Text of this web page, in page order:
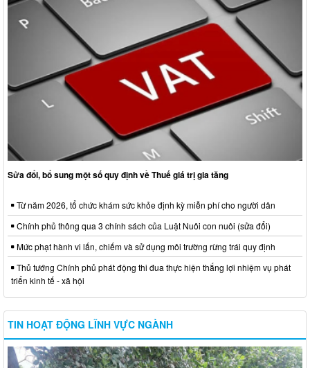
Sửa đổi, bổ sung một số quy định về Thuế giá trị gia tăng
Từ năm 2026, tổ chức khám sức khỏe định kỳ miễn phí cho người dân
Chính phủ thông qua 3 chính sách của Luật Nuôi con nuôi (sửa đổi)
Mức phạt hành vi lấn, chiếm và sử dụng môi trường rừng trái quy định
Thủ tướng Chính phủ phát động thi đua thực hiện thắng lợi nhiệm vụ phát
triển kinh tế - xã hội
TIN HOẠT ĐỘNG LĨNH VỰC NGÀNH